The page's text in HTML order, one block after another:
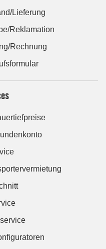
Lieferung
Reklamation
Rechnung